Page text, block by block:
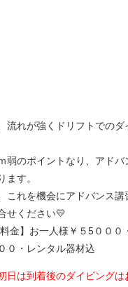
流れが強くドリフトでのダ
弱のポイントなり、アドバ
ます。
これを機会にアドバンス講
せください💛
金】お一人様￥５5０００
０・レンタル器材込
日は到着後のダイビングは